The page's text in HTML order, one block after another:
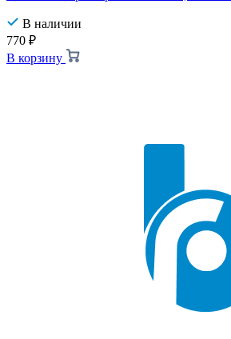
В наличии
770 ₽
В корзину